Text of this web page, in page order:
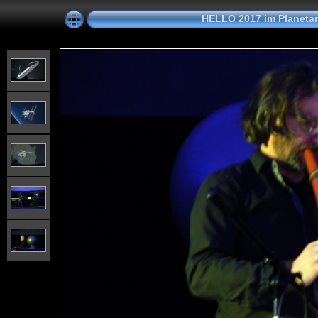
HELLO 2017 im